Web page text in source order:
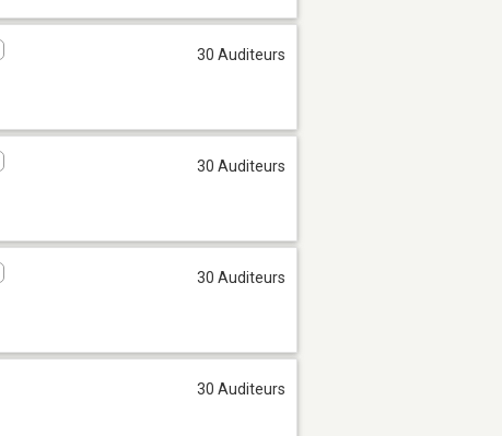
30 Auditeurs
30 Auditeurs
30 Auditeurs
30 Auditeurs